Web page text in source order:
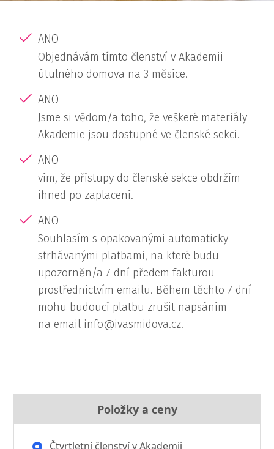
ANO
Objednávám tímto členství v Akademii
útulného domova na 3 měsíce.
ANO
Jsme si vědom/a toho, že veškeré materiály
Akademie jsou dostupné ve členské sekci.
ANO
vím, že přístupy do členské sekce obdržím
ihned po zaplacení.
ANO
Souhlasím s opakovanými automaticky
strhávanými platbami, na které budu
upozorněn/a 7 dní předem fakturou
prostřednictvím emailu. Během těchto 7 dní
mohu budoucí platbu zrušit napsáním
na email info@ivasmidova.cz.
Položky a ceny
Čtvrtletní členství v Akademii